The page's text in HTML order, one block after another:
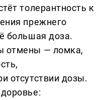
толерантность к
прежнего
большая доза.
отмены — ломка,
отсутствии дозы.